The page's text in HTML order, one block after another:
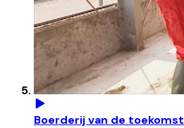
Boerderij van de toekomst